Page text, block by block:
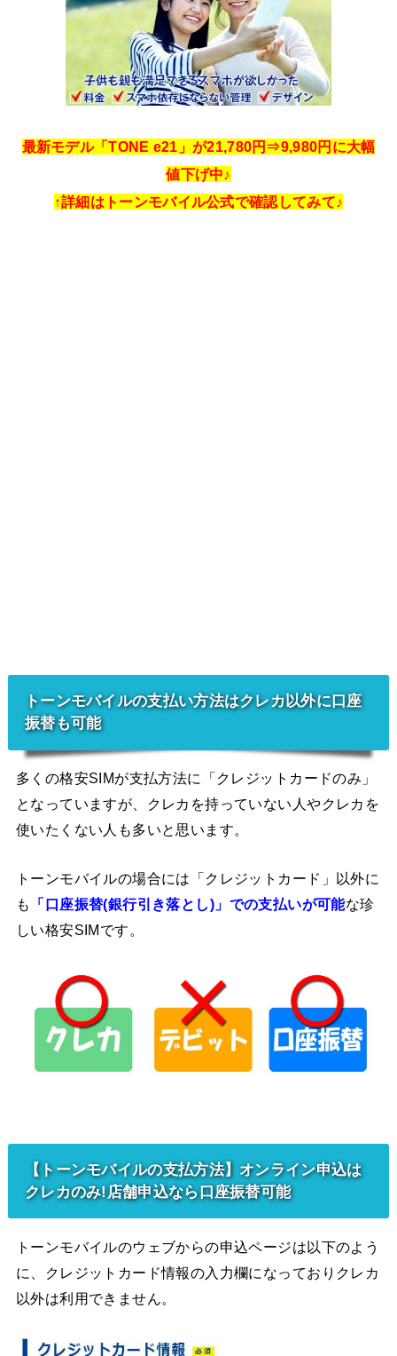
最新モデル「TONE e21」が21,780円⇒9,980円に大幅
値下げ中♪
↑詳細はトーンモバイル公式で確認してみて♪
トーンモバイルの支払い方法はクレカ以外に口座
振替も可能
多くの格安SIMが支払方法に「クレジットカードのみ」
となっていますが、クレカを持っていない人やクレカを
使いたくない人も多いと思います。
トーンモバイルの場合には「クレジットカード」以外に
も
「口座振替(銀行引き落とし)」での支払いが可能な珍
しい格安SIMです。
【トーンモバイルの支払方法】オンライン申込は
クレカのみ!店舗申込なら口座振替可能
トーンモバイルのウェブからの申込ページは以下のよう
に、クレジットカード情報の入力欄になっておりクレカ
以外は利用できません。